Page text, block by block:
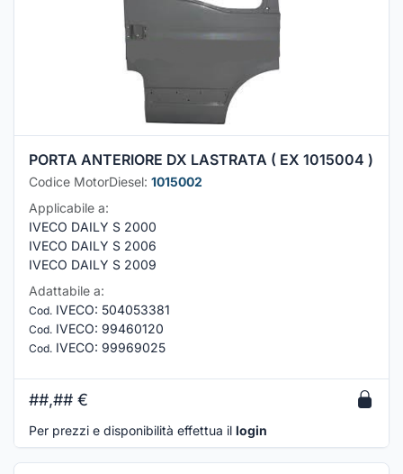
PORTA ANTERIORE DX LASTRATA ( EX 1015004 )
Codice MotorDiesel: 1015002
Applicabile a:
IVECO DAILY S 2000
IVECO DAILY S 2006
IVECO DAILY S 2009
Adattabile a:
Cod. IVECO: 504053381
Cod. IVECO: 99460120
Cod. IVECO: 99969025
##,## €
Per prezzi e disponibilità effettua il login